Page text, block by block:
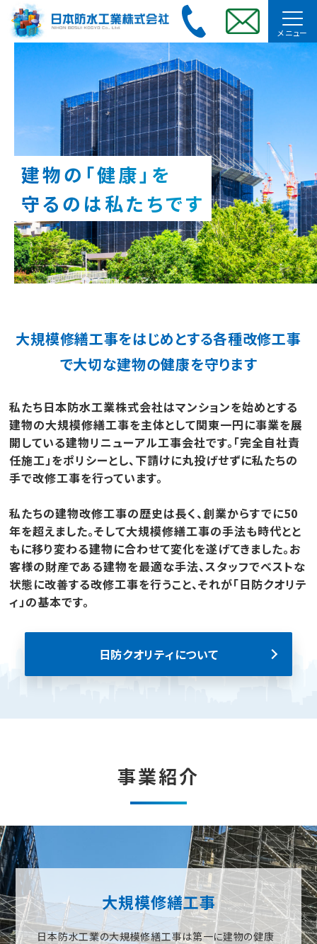
メニュー
建物の「健康」を
守るのは私たちです
大規模修繕工事をはじめとする各種改修工事
で大切な建物の健康を守ります
私たち日本防水工業株式会社はマンションを始めとする
建物の大規模修繕工事を主体として関東一円に事業を展
開している建物リニューアル工事会社です。 「完全自社責
任施工」をポリシーとし、下請けに丸投げせずに私たちの
手で改修工事を行っています。
私たちの建物改修工事の歴史は長く、創業からすでに50
年を超えました。そして大規模修繕工事の手法も時代とと
もに移り変わる建物に合わせて変化を遂げてきました。お
客様の財産である建物を最適な手法、スタッフでベストな
状態に改善する改修工事を行うこと、それが「日防クオリテ
ィ」の基本です。
日防クオリティについて
事業紹介
大規模修繕工事
日本防水工業の大規模修繕工事は第一に建物の健康